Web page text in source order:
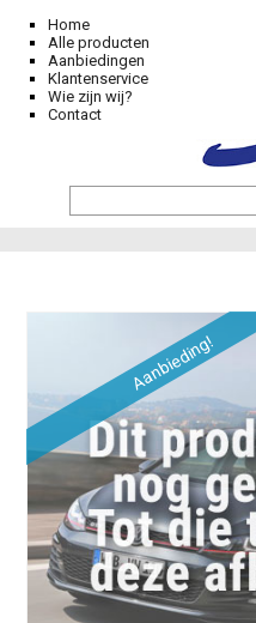
Home
Alle producten
Aanbiedingen
Klantenservice
Wie zijn wij?
Contact
Aanbieding!